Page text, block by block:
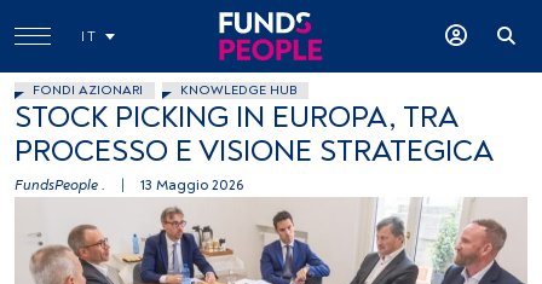
IT
FONDI AZIONARI KNOWLEDGE HUB
STOCK PICKING IN EUROPA, TRA
PROCESSO E VISIONE STRATEGICA
FundsPeople . 13 Maggio 2026